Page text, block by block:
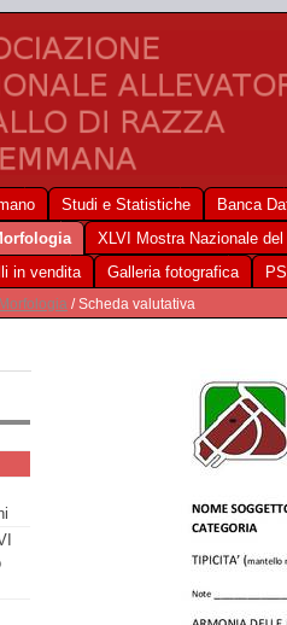
Studi e Statistiche
Banca
XLVI Mostra Nazionale
in vendita Galleria fotografica
/ Scheda valutativa